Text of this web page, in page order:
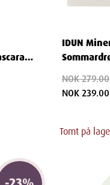
IDUN
NOK 279.00
NOK 239.00
Tomt på